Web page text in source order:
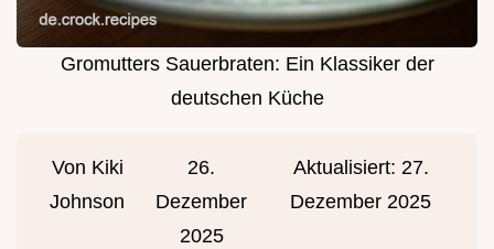
Gromutters Sauerbraten: Ein Klassiker der
deutschen Küche
Von Kiki
Johnson
26.
Dezember
2025
Aktualisiert: 27.
Dezember 2025